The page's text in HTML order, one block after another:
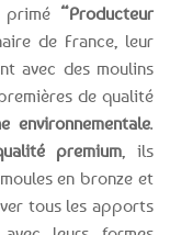
primé “Producteur
de France, leur
avec des moulins
de qualité
environnementale.
premium , ils
en bronze et
tous les apports